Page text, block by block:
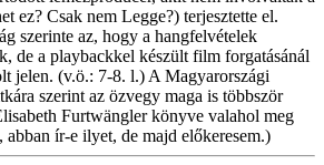
ez? Csak nem Legge?) terjesztette el.
szerinte az, hogy a hangfelvételek
de a playbackkel készült film forgatásánál
jelen. (v.ö.: 7-8. l.) A Magyarországi
szerint az özvegy maga is többször
Furtwängler könyve valahol meg
abban ír-e ilyet, de majd előkeresem.)